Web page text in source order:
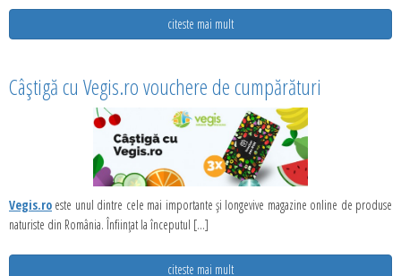
citeste mai mult
Câștigă cu Vegis.ro vouchere de cumpărături
Vegis.ro este unul dintre cele mai importante și longevive magazine online de produse
naturiste din România. Înființat la începutul [...]
citeste mai mult